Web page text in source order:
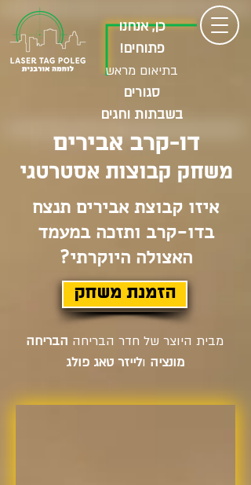
כן, אנחנו
פתוחים!
בתיאום מראש
סגורים
בשבתות וחגים
דו-קרב אבירים
משחק קבוצות אסטרטגי
איזו קבוצת אבירים תנצח
בדו-קרב ותזכה במעמד
האצולה היוקרתי?
הזמנת משחק
מבית היוצר של חדר הבריחה הבריחה
מונציה ולייזר טאג פולג